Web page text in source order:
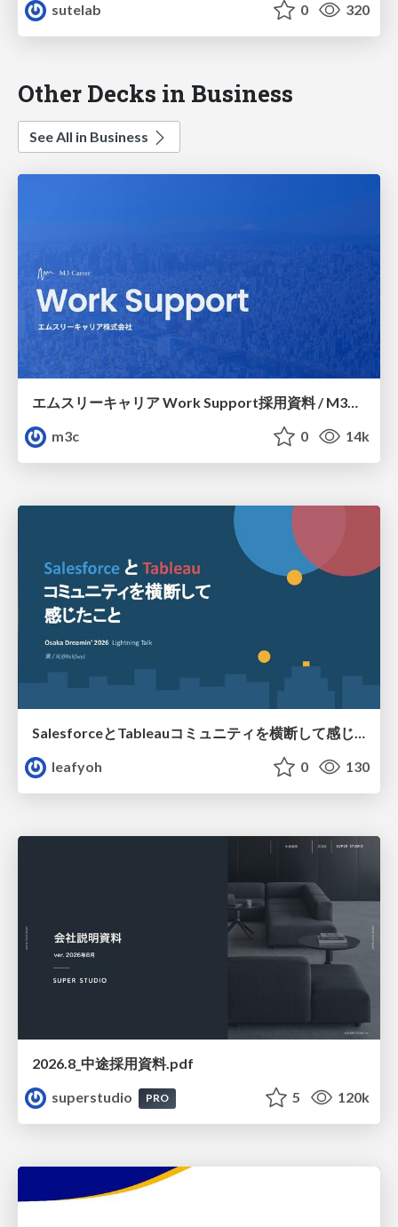
sutelab
0 320
Other Decks in Business
See All in Business
m3c
0 14k
SalesforceとTableauコミュニティを横断して感じたこと（Osaka Dreamin）
leafyoh
0 130
2026.8_中途採用資料.pdf
superstudio
PRO 5 120k